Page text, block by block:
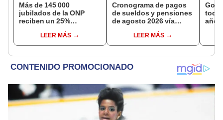
Más de 145 000
jubilados de la ONP
reciben un 25%
en agostoLEER MÁS
Cronograma de pagos
de sueldos y pensiones
de agosto 2026 vía
conoce las fechas de
depósito
LEER MÁS
año